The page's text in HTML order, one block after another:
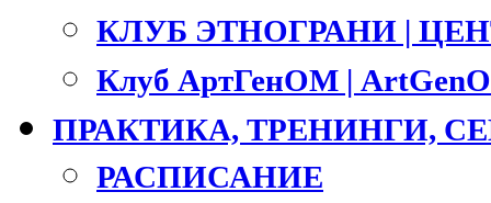
КЛУБ ЭТНОГРАНИ |
Клуб АртГенОМ |
ПРАКТИКА, ТРЕНИНГИ,
РАСПИСАНИЕ